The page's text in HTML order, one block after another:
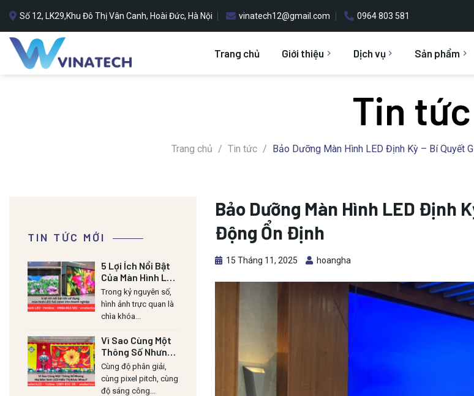
qua
nội
dung
Số 12, LK29,Khu Đô Thị Vân Canh, Hoài Đức, Hà Nội vinatech12@gmail.com 0964 803 581
Trang chủ Giới thiệu Dịch vụ Sản phẩm
Tin tức
Trang chủ / Tin tức / Bảo Dưỡng Màn Hình LED Định Kỳ – Bí Quyết
TIN TỨC MỚI
5 Lợi Ích Nổi Bật
Của Màn Hình LED
Lull Color Cho
Doanh Nghiệp
Trong kỷ nguyên số,
hình ảnh trực quan là
chìa khóa...
Vì Sao Cùng Một
Thông Số Nhưng
Hai Màn Hình LED
Hiển Thị Khác
Nhau?
Cùng độ phân giải,
cùng pixel pitch, cùng
độ sáng công...
Bảo Dưỡng Màn Hình LED Định
Động Ổn Định
15 Tháng 11, 2025 hoangha